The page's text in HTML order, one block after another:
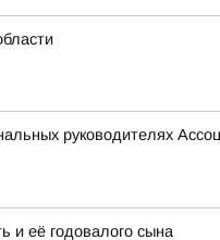
руководителях
её годовалого сына